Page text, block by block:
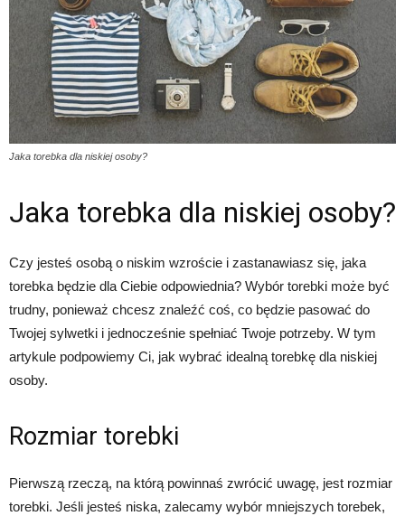
Jaka torebka dla niskiej osoby?
Jaka torebka dla niskiej osoby?
Czy jesteś osobą o niskim wzroście i zastanawiasz się, jaka
torebka będzie dla Ciebie odpowiednia? Wybór torebki może być
trudny, ponieważ chcesz znaleźć coś, co będzie pasować do
Twojej sylwetki i jednocześnie spełniać Twoje potrzeby. W tym
artykule podpowiemy Ci, jak wybrać idealną torebkę dla niskiej
osoby.
Rozmiar torebki
Pierwszą rzeczą, na którą powinnaś zwrócić uwagę, jest rozmiar
torebki. Jeśli jesteś niska, zalecamy wybór mniejszych torebek,